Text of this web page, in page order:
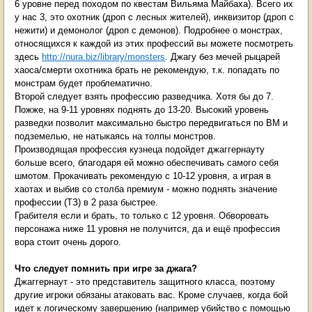
6 уровне перед походом по квестам Вильяма Майбаха). Всего их
у нас 3, это охотник (дроп с лесных жителей), инквизитор (дроп с
нежити) и демонолог (дроп с демонов). Подробнее о монстрах,
относящихся к каждой из этих профессий вы можете посмотреть
здесь http://nura.biz/library/monsters. Джагу без мечей рыцарей
хаоса/смерти охотника брать не рекомендую, т.к. попадать по
монстрам будет проблематично.
Второй следует взять профессию разведчика. Хотя бы до 7.
Пожже, на 9-11 уровнях поднять до 13-20. Высокий уровень
разведки позволит максимально быстро передвигаться по ВМ и
подземелью, не натыкаясь на толпы монстров.
Производящая профессия кузнеца подойдет джаггернауту
больше всего, благодаря ей можно обеспечивать самого себя
шмотом. Прокачивать рекомендую с 10-12 уровня, а играя в
хаотах и выбив со столба премиум - можно поднять значение
профессии (ТЗ) в 2 раза быстрее.
Грабителя если и брать, то только с 12 уровня. Обворовать
персонажа ниже 11 уровня не получится, да и ещё профессия
вора стоит очень дорого.
Что следует помнить при игре за джага?
Джаггернаут - это представитель защитного класса, поэтому
другие игроки обязаны атаковать вас. Кроме случаев, когда бой
идет к логическому завершению (например убийство с помощью